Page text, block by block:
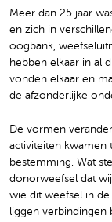
Meer dan 25 jaar
en zich in
oogbank,
hebben elkaar in al
vonden elkaar en
de afzonderlijke
De vormen
activiteiten kwamen
bestemming. Wat
donorweefsel dat
wie dit weefsel in
liggen verbindingen